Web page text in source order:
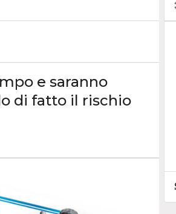
e saranno
di fatto il rischio